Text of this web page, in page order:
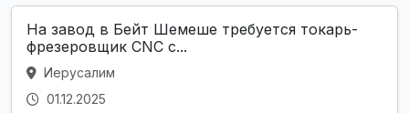
На завод в Бейт Шемеше требуется токарь-
фрезеровщик CNC с...
Иерусалим
01.12.2025